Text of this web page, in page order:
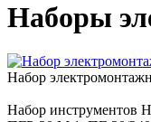
Наборы
Набор
Набор инструментов